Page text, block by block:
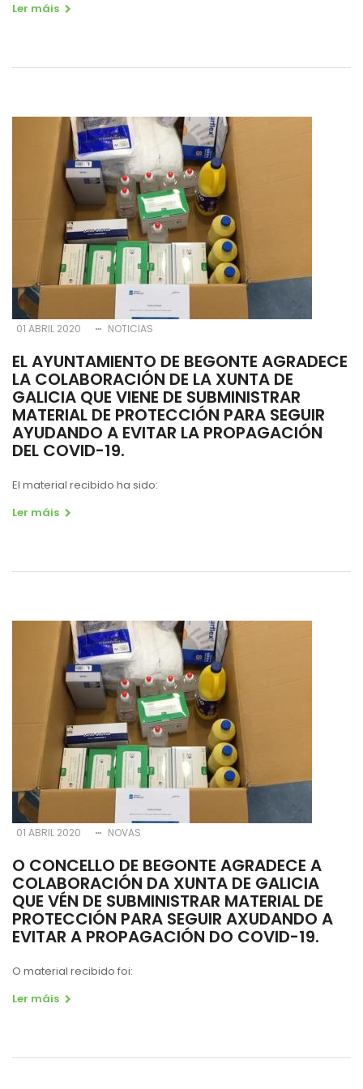
Ler máis
01 ABRIL 2020 NOTICIAS
EL AYUNTAMIENTO DE BEGONTE AGRADECE
LA COLABORACIÓN DE LA XUNTA DE
GALICIA QUE VIENE DE SUBMINISTRAR
MATERIAL DE PROTECCIÓN PARA SEGUIR
AYUDANDO A EVITAR LA PROPAGACIÓN
DEL COVID-19.
El material recibido ha sido:
Ler máis
01 ABRIL 2020 NOVAS
O CONCELLO DE BEGONTE AGRADECE A
COLABORACIÓN DA XUNTA DE GALICIA
QUE VÉN DE SUBMINISTRAR MATERIAL DE
PROTECCIÓN PARA SEGUIR AXUDANDO A
EVITAR A PROPAGACIÓN DO COVID-19.
O material recibido foi:
Ler máis